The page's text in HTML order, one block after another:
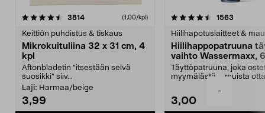
-
3814arvostelut (1,00/kpl)
Keittiön puhdistus & tiskaus
Mikrokuituliina 32 x 31 cm, 4
kpl
Aftonbladetin "itsestään selvä
suosikki" siiv...
Laji: Harmaa/beige
3,99
4.5viidestä
1563
Hiilihapotuslaitteet &
Hiilihappopatruuna
vaihto Wassermaxx,
Täyttöpatruuna, joka
myymälästä – muista
3,00
4.5viidestä